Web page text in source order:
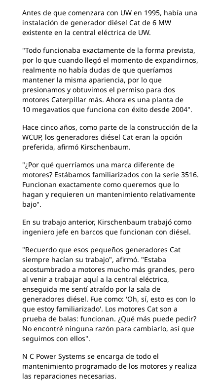
Antes de que comenzara con UW en 1995, había una
instalación de generador diésel Cat de 6 MW
existente en la central eléctrica de UW.
"Todo funcionaba exactamente de la forma prevista,
por lo que cuando llegó el momento de expandirnos,
realmente no había dudas de que queríamos
mantener la misma apariencia, por lo que
presionamos y obtuvimos el permiso para dos
motores Caterpillar más. Ahora es una planta de
10 megavatios que funciona con éxito desde 2004".
Hace cinco años, como parte de la construcción de la
WCUP, los generadores diésel Cat eran la opción
preferida, afirmó Kirschenbaum.
"¿Por qué querríamos una marca diferente de
motores? Estábamos familiarizados con la serie 3516.
Funcionan exactamente como queremos que lo
hagan y requieren un mantenimiento relativamente
bajo".
En su trabajo anterior, Kirschenbaum trabajó como
ingeniero jefe en barcos que funcionan con diésel.
"Recuerdo que esos pequeños generadores Cat
siempre hacían su trabajo", afirmó. "Estaba
acostumbrado a motores mucho más grandes, pero
al venir a trabajar aquí a la central eléctrica,
enseguida me sentí atraído por la sala de
generadores diésel. Fue como: 'Oh, sí, esto es con lo
que estoy familiarizado'. Los motores Cat son a
prueba de balas: funcionan. ¿Qué más puede pedir?
No encontré ninguna razón para cambiarlo, así que
seguimos con ellos".
N C Power Systems se encarga de todo el
mantenimiento programado de los motores y realiza
las reparaciones necesarias.